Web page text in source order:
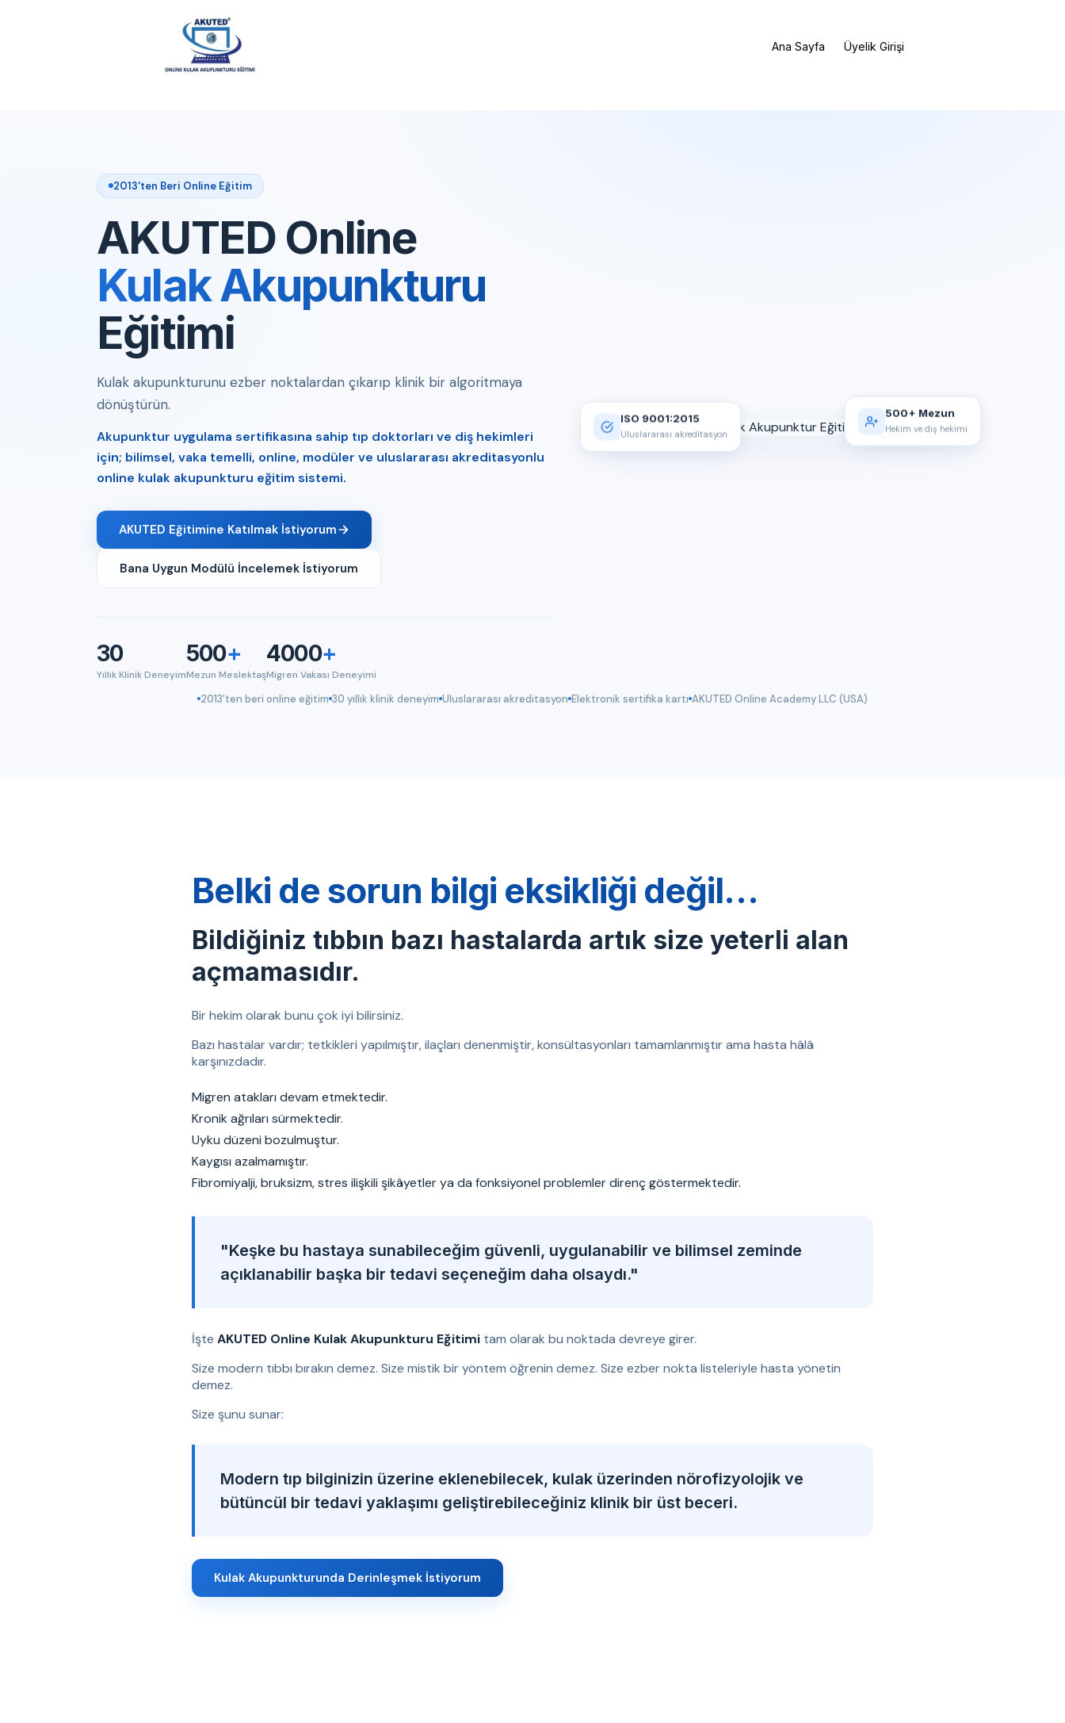
Ana Sayfa Üyelik Girişi
2013'ten Beri Online Eğitim
AKUTED Online
Kulak Akupunkturu
Eğitimi
Kulak akupunkturunu ezber noktalardan çıkarıp klinik bir algoritmaya
dönüştürün.
Akupunktur uygulama sertifikasına sahip tıp doktorları ve diş hekimleri
için; bilimsel, vaka temelli, online, modüler ve uluslararası akreditasyonlu
online kulak akupunkturu eğitim sistemi.
AKUTED Eğitimine Katılmak İstiyorum
Bana Uygun Modülü İncelemek İstiyorum
30
Yıllık Klinik Deneyim
500+
Mezun Meslektaş
4000+
Migren Vakası Deneyimi
ISO 9001:2015
Uluslararası akreditasyon
500+ Mezun
Hekim ve diş hekimi
2013'ten beri online eğitim 30 yıllık klinik deneyim Uluslararası akreditasyon Elektronik sertifika kartı AKUTED Online Academy LLC (USA)
Belki de sorun bilgi eksikliği değil…
Bildiğiniz tıbbın bazı hastalarda artık size yeterli alan
açmamasıdır.
Bir hekim olarak bunu çok iyi bilirsiniz.
Bazı hastalar vardır; tetkikleri yapılmıştır, ilaçları denenmiştir, konsültasyonları tamamlanmıştır ama hasta hâlâ
karşınızdadır.
Migren atakları devam etmektedir.
Kronik ağrıları sürmektedir.
Uyku düzeni bozulmuştur.
Kaygısı azalmamıştır.
Fibromiyalji, bruksizm, stres ilişkili şikâyetler ya da fonksiyonel problemler direnç göstermektedir.
"Keşke bu hastaya sunabileceğim güvenli, uygulanabilir ve bilimsel zeminde
açıklanabilir başka bir tedavi seçeneğim daha olsaydı."
İşte AKUTED Online Kulak Akupunkturu Eğitimi tam olarak bu noktada devreye girer.
Size modern tıbbı bırakın demez. Size mistik bir yöntem öğrenin demez. Size ezber nokta listeleriyle hasta yönetin
demez.
Size şunu sunar:
Modern tıp bilginizin üzerine eklenebilecek, kulak üzerinden nörofizyolojik ve
bütüncül bir tedavi yaklaşımı geliştirebileceğiniz klinik bir üst beceri.
Kulak Akupunkturunda Derinleşmek İstiyorum